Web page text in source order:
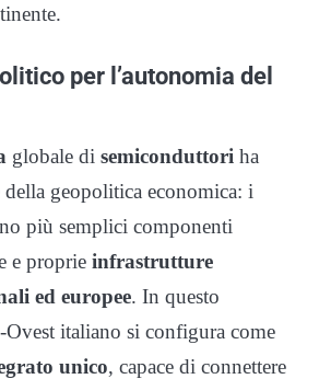
per l’autonomia del
globale di semiconduttori ha
geopolitica economica: i
più semplici componenti
e proprie infrastrutture
ed europee. In questo
italiano si configura come
unico, capace di connettere